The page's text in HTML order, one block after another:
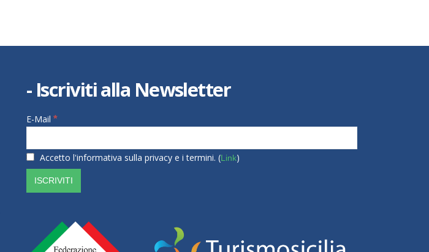
- Iscriviti alla Newsletter
E-Mail *
Accetto l'informativa sulla privacy e i termini. (Link)